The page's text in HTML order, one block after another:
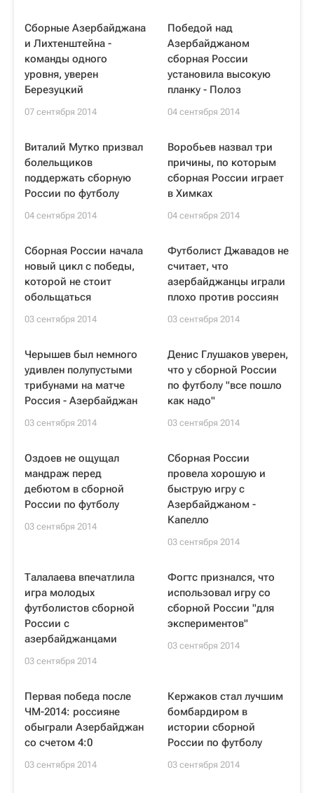
Сборные Азербайджана
и Лихтенштейна -
команды одного
уровня, уверен
Березуцкий
07 сентября 2014
Победой над
Азербайджаном
сборная России
установила высокую
планку - Полоз
04 сентября 2014
Виталий Мутко призвал
болельщиков
поддержать сборную
России по футболу
04 сентября 2014
Воробьев назвал три
причины, по которым
сборная России играет
в Химках
04 сентября 2014
Сборная России начала
новый цикл с победы,
которой не стоит
обольщаться
03 сентября 2014
Футболист Джавадов не
считает, что
азербайджанцы играли
плохо против россиян
03 сентября 2014
Черышев был немного
удивлен полупустыми
трибунами на матче
Россия - Азербайджан
03 сентября 2014
Денис Глушаков уверен,
что у сборной России
по футболу "все пошло
как надо"
03 сентября 2014
Оздоев не ощущал
мандраж перед
дебютом в сборной
России по футболу
03 сентября 2014
Сборная России
провела хорошую и
быструю игру с
Азербайджаном -
Капелло
03 сентября 2014
Талалаева впечатлила
игра молодых
футболистов сборной
России с
азербайджанцами
03 сентября 2014
Фогтс признался, что
использовал игру со
сборной России "для
экспериментов"
03 сентября 2014
Первая победа после
ЧМ-2014: россияне
обыграли Азербайджан
со счетом 4:0
03 сентября 2014
Кержаков стал лучшим
бомбардиром в
истории сборной
России по футболу
03 сентября 2014